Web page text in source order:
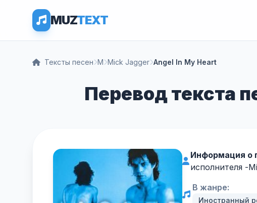
MUZTEXT
Тексты песен M Mick Jagger Angel In My Heart
Перевод текста
Информация о
исполнителя -
В жанре:
Иностранный